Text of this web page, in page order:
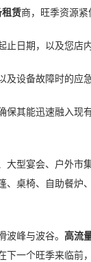
赁商，旺季资源紧
日期，以及您店
设备故障时的应
其能迅速融入现
大型宴会、户外市
、桌椅、自助餐
峰与波谷。 高流
一个旺季来临